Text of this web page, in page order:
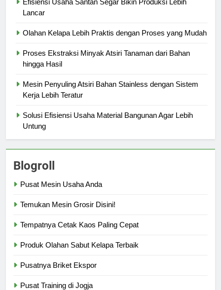
Efisiensi Usaha Santan Segar Bikin Produksi Lebih
Lancar
Olahan Kelapa Lebih Praktis dengan Proses yang Mudah
Proses Ekstraksi Minyak Atsiri Tanaman dari Bahan
hingga Hasil
Mesin Penyuling Atsiri Bahan Stainless dengan Sistem
Kerja Lebih Teratur
Solusi Efisiensi Usaha Material Bangunan Agar Lebih
Untung
Blogroll
Pusat Mesin Usaha Anda
Temukan Mesin Grosir Disini!
Tempatnya Cetak Kaos Paling Cepat
Produk Olahan Sabut Kelapa Terbaik
Pusatnya Briket Ekspor
Pusat Training di Jogja